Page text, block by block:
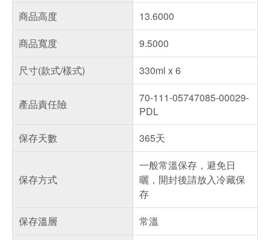
商品高度
13.6000
商品寬度
9.5000
尺寸(款式/樣式)
330ml x 6
產品責任險
70-111-05747085-00029-
PDL
保存天數
365天
保存方式
一般常溫保存，避免日
曬，開封後請放入冷藏保
存
保存溫層
常溫